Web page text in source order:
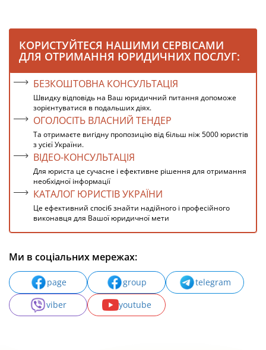
КОРИСТУЙТЕСЯ НАШИМИ СЕРВІСАМИ
ДЛЯ ОТРИМАННЯ ЮРИДИЧНИХ ПОСЛУГ:
БЕЗКОШТОВНА КОНСУЛЬТАЦІЯ
Швидку відповідь на Ваш юридичний питання допоможе
зорієнтуватися в подальших діях.
ОГОЛОСІТЬ ВЛАСНИЙ ТЕНДЕР
Та отримаєте вигідну пропозицію від більш ніж 5000 юристів
з усієї України.
ВІДЕО-КОНСУЛЬТАЦІЯ
Для юриста це сучасне і ефективне рішення для отримання
необхідної інформації
КАТАЛОГ ЮРИСТІВ УКРАЇНИ
Це ефективний спосіб знайти надійного і професійного
виконавця для Вашої юридичної мети
Ми в соціальних мережах:
page group
telegram
viber
youtube